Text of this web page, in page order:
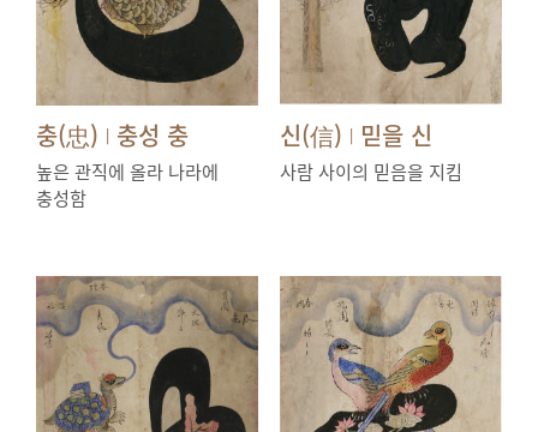
충(忠) | 충성 충
높은 관직에 올라 나라에
충성함
신(信) | 믿을 신
사람 사이의 믿음을 지킴